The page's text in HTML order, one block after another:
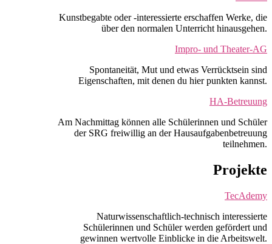
Kunstbegabte oder -interessierte erschaffen Werke, die
über den normalen Unterricht hinausgehen.
Impro- und Theater-AG
Spontaneität, Mut und etwas Verrücktsein sind
Eigenschaften, mit denen du hier punkten kannst.
HA-Betreuung
Am Nachmittag können alle Schülerinnen und Schüler
der SRG freiwillig an der Hausaufgabenbetreuung
teilnehmen.
Projekte
TecAdemy
Naturwissenschaftlich-technisch interessierte
Schülerinnen und Schüler werden gefördert und
gewinnen wertvolle Einblicke in die Arbeitswelt.